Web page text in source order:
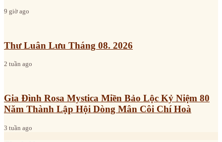
9 giờ ago
Thư Luân Lưu Tháng 08. 2026
2 tuần ago
Gia Đình Rosa Mystica Miền Bảo Lộc Kỷ Niệm 80
Năm Thành Lập Hội Dòng Mân Côi Chí Hoà
3 tuần ago